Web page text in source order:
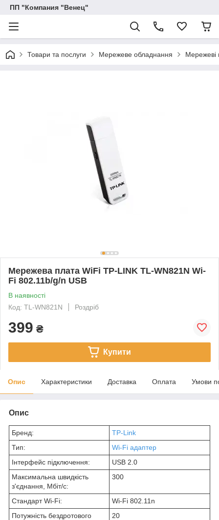
ПП "Компания "Венец"
Товари та послуги Мережеве обладнання Мережеві
Мережева плата WiFi TP-LINK TL-WN821N Wi-
Fi 802.11b/g/n USB
В наявності
Код: TL-WN821N
Роздріб
399 ₴
Купити
Опис Характеристики Доставка Оплата Умови
Опис
Бренд:
TP-Link
Тип:
Wi-Fi адаптер
Інтерфейс підключення:
USB 2.0
Максимальна швидкість
з'єднання, Мбіт/с:
300
Стандарт Wi-Fi:
Wi-Fi 802.11n
Потужність бездротового
20